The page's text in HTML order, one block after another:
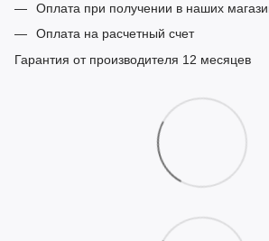
Оплата при получении в наших
Оплата на расчетный счет
Гарантия от производителя 12 месяцев